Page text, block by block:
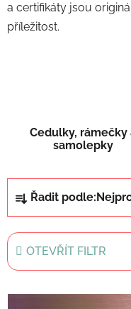
a certifikáty jsou
příležitost.
Cedulky, rámečky
samolepky
a
z
e
n
p
Řadit podle:
OTEVŘÍT FILTR
V